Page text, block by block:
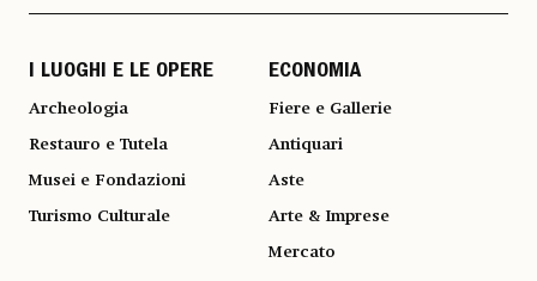
I LUOGHI E LE OPERE
Archeologia
Restauro e Tutela
Musei e Fondazioni
Turismo Culturale
ECONOMIA
Fiere e Gallerie
Antiquari
Aste
Arte & Imprese
Mercato